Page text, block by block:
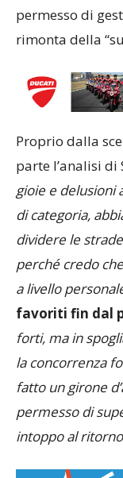
permesso di
rimonta della
parte l’analisi
gioie e
di categoria,
dividere le
perché credo
a livello
favoriti fin dal
forti, ma in
la concorrenza
fatto un girone
permesso di